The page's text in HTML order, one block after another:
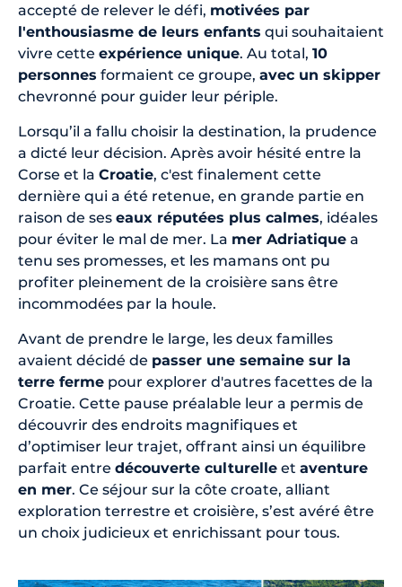
accepté de relever le défi, motivées par
l'enthousiasme de leurs enfants qui souhaitaient
vivre cette expérience unique. Au total, 10
personnes formaient ce groupe, avec un skipper
chevronné pour guider leur périple.
Lorsqu’il a fallu choisir la destination, la prudence
a dicté leur décision. Après avoir hésité entre la
Corse et la Croatie, c'est finalement cette
dernière qui a été retenue, en grande partie en
raison de ses eaux réputées plus calmes, idéales
pour éviter le mal de mer. La mer Adriatique a
tenu ses promesses, et les mamans ont pu
profiter pleinement de la croisière sans être
incommodées par la houle.
Avant de prendre le large, les deux familles
avaient décidé de passer une semaine sur la
terre ferme pour explorer d'autres facettes de la
Croatie. Cette pause préalable leur a permis de
découvrir des endroits magnifiques et
d’optimiser leur trajet, offrant ainsi un équilibre
parfait entre découverte culturelle et aventure
en mer. Ce séjour sur la côte croate, alliant
exploration terrestre et croisière, s’est avéré être
un choix judicieux et enrichissant pour tous.